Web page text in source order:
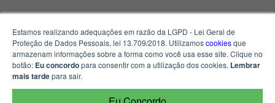
Estamos realizando adequações em razão da LGPD - Lei Geral de
Proteção de Dados Pessoais, lei 13.709/2018. Utilizamoscookiesque
armazenam informações sobre a forma como você usa esse site. Clique no
botão: Eu concordopara consentir com a utilização dos cookies. Lembrar
mais tardepara sair.